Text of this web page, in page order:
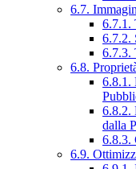
6.7.
6.7.1.
6.7.2.
6.7.3.
6.8.
6.8.1.
6.8.2.
dalla
6.8.3.
6.9.